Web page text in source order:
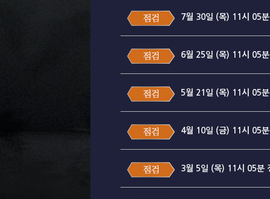
7월 30일 (목) 11시 05
6월 25일 (목) 11시 05
5월 21일 (목) 11시 05
4월 10일 (금) 11시 05
3월 5일 (목) 11시 05분